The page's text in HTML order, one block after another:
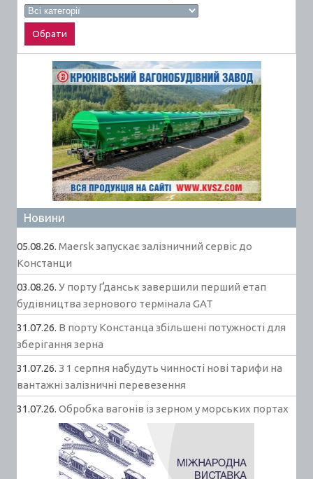
Новини
05.08.26. Maersk запускає залізничний сервіс до
Констанци
03.08.26. У порту Ґданськ завершили перший етап
будівництва зернового термінала GAT
31.07.26. В порту Констанца збільшені потужності для
зберігання зерна
31.07.26. З 1 серпня набудуть чинності нові тарифи на
вантажні залізничні перевезення
31.07.26. Обробка вагонів із зерном у морських портах